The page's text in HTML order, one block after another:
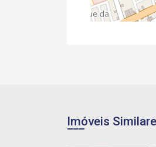
Imóveis